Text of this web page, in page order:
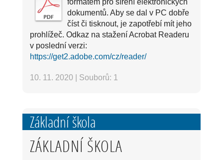
formátem pro šíření elektronických
dokumentů. Aby se dal v PC dobře
číst či tisknout, je zapotřebí mít jeho
prohlížeč. Odkaz na stažení Acrobat Readeru
v poslední verzi:
https://get2.adobe.com/cz/reader/
10. 11. 2020 Souborů: 1
Základní škola
ZÁKLADNÍ ŠKOLA